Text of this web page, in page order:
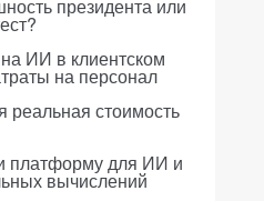
президента или
ИИ в клиентском
на персонал
реальная стоимость
платформу для ИИ и
вычислений